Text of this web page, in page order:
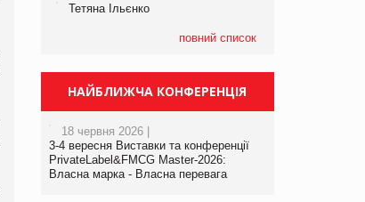
Тетяна Ільєнко
повний список
НАЙБЛИЖЧА КОНФЕРЕНЦІЯ
18 червня 2026 |
3-4 вересня Виставки та конференції
PrivateLabel&FMCG Master-2026:
Власна марка - Власна перевага